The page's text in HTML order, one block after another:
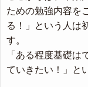
ための勉強内容を
る！」という人は
す。
「ある程度基礎は
ていきたい！」と